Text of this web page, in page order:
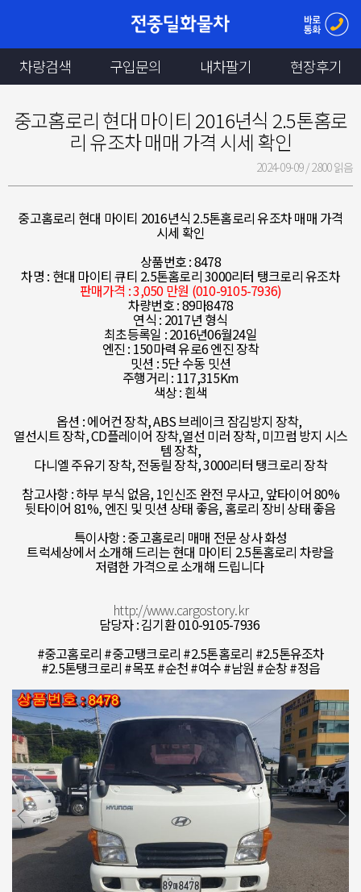
차량검색 구입문의 내차팔기 현장후기
중고홈로리 현대 마이티 2016년식 2.5톤홈로
리 유조차 매매 가격 시세 확인
2024-09-09 /2800 읽음
중고홈로리 현대 마이티 2016년식 2.5톤홈로리 유조차 매매 가격
시세 확인
상품번호 : 8478
차명 : 현대 마이티 큐티 2.5톤홈로리 3000리터 탱크로리 유조차
판매가격 : 3,050 만원 (010-9105-7936)
차량번호 : 89마8478
연식 : 2017년 형식
최초등록일 : 2016년06월24일
엔진 : 150마력 유로6 엔진 장착
밋션 : 5단 수동 밋션
주행거리 : 117,315Km
색상 : 흰색
​옵션 : 에어컨 장착, ABS 브레이크 잠김방지 장착,
열선시트 장착, CD플레이어 장착,열선 미러 장착, 미끄럼 방지 시스
템 장착,
다니엘 주유기 장착, 전동릴 장착, 3000리터 탱크로리 장착
​참고사항 : 하부 부식 없음, 1인신조 완전 무사고, 앞타이어 80%
뒷타이어 81%, 엔진 및 밋션 상태 좋음, 홈로리 장비 상태 좋음
​특이사항 : 중고홈로리 매매 전문 상사 화성
트럭세상에서 소개해 드리는 현대 마이티 2.5톤홈로리 차량을
저렴한 가격으로 소개해 드립니다
http://www.cargostory.kr
담당자 : 김기환 010-9105-7936
#중고홈로리 #중고탱크로리 #2.5톤홈로리 #2.5톤유조차
#2.5톤탱크로리 #목포 #순천 #여수 #남원 #순창 #정읍